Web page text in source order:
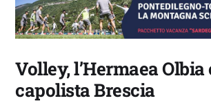
Volley, l’Hermaea Olbia
capolista Brescia